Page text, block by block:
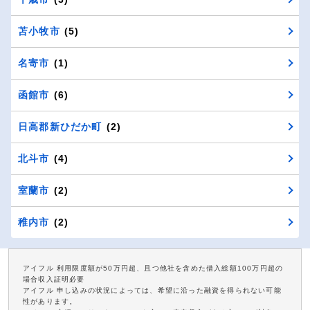
苫小牧市 (5)
名寄市 (1)
函館市 (6)
日高郡新ひだか町 (2)
北斗市 (4)
室蘭市 (2)
稚内市 (2)
アイフル 利用限度額が50万円超、且つ他社を含めた借入総額100万円超の
場合収入証明必要
アイフル 申し込みの状況によっては、希望に沿った融資を得られない可能
性があります。